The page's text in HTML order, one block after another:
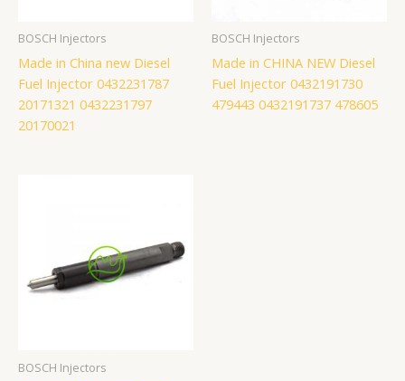
BOSCH Injectors
Made in China new Diesel
Fuel Injector 0432231787
20171321 0432231797
20170021
BOSCH Injectors
Made in CHINA NEW Diesel
Fuel Injector 0432191730
479443 0432191737 478605
BOSCH Injectors